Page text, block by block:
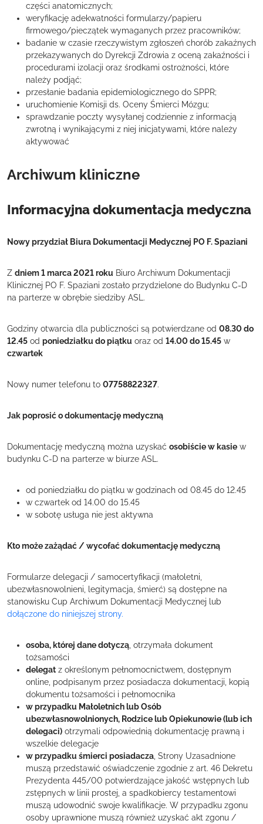
części anatomicznych;
weryfikację adekwatności formularzy/papieru
firmowego/pieczątek wymaganych przez pracowników;
badanie w czasie rzeczywistym zgłoszeń chorób zakaźnych
przekazywanych do Dyrekcji Zdrowia z oceną zakaźności i
procedurami izolacji oraz środkami ostrożności, które
należy podjąć;
przesłanie badania epidemiologicznego do SPPR;
uruchomienie Komisji ds. Oceny Śmierci Mózgu;
sprawdzanie poczty wysyłanej codziennie z informacją
zwrotną i wynikającymi z niej inicjatywami, które należy
aktywować
Archiwum kliniczne
Informacyjna dokumentacja medyczna
Nowy przydział Biura Dokumentacji Medycznej PO F. Spaziani
Z dniem 1 marca 2021 roku Biuro Archiwum Dokumentacji
Klinicznej PO F. Spaziani zostało przydzielone do Budynku C-D
na parterze w obrębie siedziby ASL.
Godziny otwarcia dla publiczności są potwierdzane od 08.30 do
12.45 od poniedziałku do piątku oraz od 14.00 do 15.45 w
czwartek
Nowy numer telefonu to 07758822327.
Jak poprosić o dokumentację medyczną
Dokumentację medyczną można uzyskać osobiście w kasie w
budynku C-D na parterze w biurze ASL.
od poniedziałku do piątku w godzinach od 08.45 do 12.45
w czwartek od 14.00 do 15.45
w sobotę usługa nie jest aktywna
Kto może zażądać / wycofać dokumentację medyczną
Formularze delegacji / samocertyfikacji (małoletni,
ubezwłasnowolnieni, legitymacja, śmierć) są dostępne na
stanowisku Cup Archiwum Dokumentacji Medycznej lub
dołączone do niniejszej strony.
osoba, której dane dotyczą , otrzymała dokument
tożsamości
delegat z określonym pełnomocnictwem, dostępnym
online, podpisanym przez posiadacza dokumentacji, kopią
dokumentu tożsamości i pełnomocnika
w przypadku Małoletnich lub Osób
ubezwłasnowolnionych, Rodzice lub Opiekunowie (lub ich
delegaci) otrzymali odpowiednią dokumentację prawną i
wszelkie delegacje
w przypadku śmierci posiadacza , Strony Uzasadnione
muszą przedstawić oświadczenie zgodnie z art. 46 Dekretu
Prezydenta 445/00 potwierdzające jakość wstępnych lub
zstępnych w linii prostej, a spadkobiercy testamentowi
muszą udowodnić swoje kwalifikacje. W przypadku zgonu
osoby uprawnione muszą również uzyskać akt zgonu /